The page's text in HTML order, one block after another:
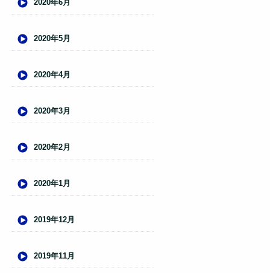
2020年6月
2020年5月
2020年4月
2020年3月
2020年2月
2020年1月
2019年12月
2019年11月